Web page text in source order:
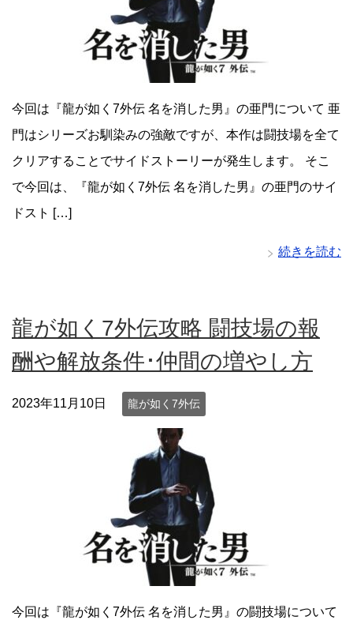
今回は『龍が如く7外伝 名を消した男』の亜門について 亜
門はシリーズお馴染みの強敵ですが、本作は闘技場を全て
クリアすることでサイドストーリーが発生します。 そこ
で今回は、『龍が如く7外伝 名を消した男』の亜門のサイ
ドスト […]
続きを読む
龍が如く7外伝攻略 闘技場の報
酬や解放条件･仲間の増やし方
2023年11月10日 龍が如く7外伝
今回は『龍が如く7外伝 名を消した男』の闘技場について